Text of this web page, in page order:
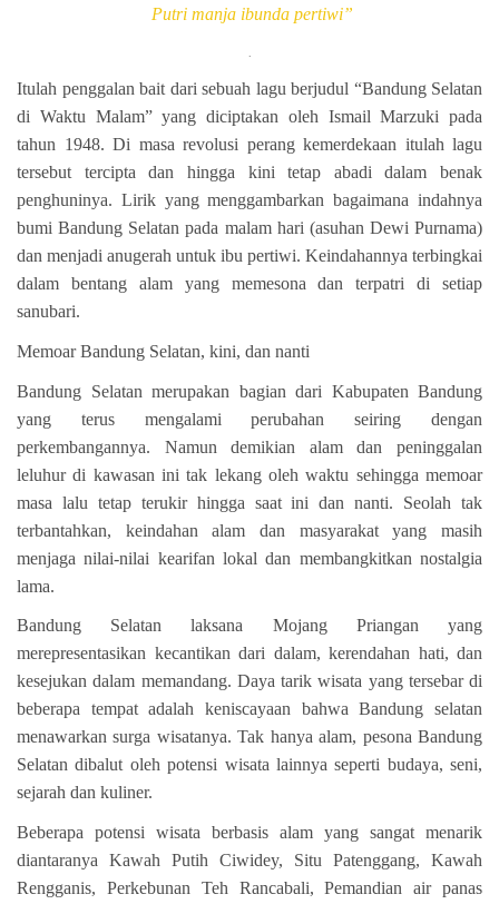
Putri manja ibunda pertiwi”
.
Itulah penggalan bait dari sebuah lagu berjudul “Bandung Selatan
di Waktu Malam” yang diciptakan oleh Ismail Marzuki pada
tahun 1948. Di masa revolusi perang kemerdekaan itulah lagu
tersebut tercipta dan hingga kini tetap abadi dalam benak
penghuninya. Lirik yang menggambarkan bagaimana indahnya
bumi Bandung Selatan pada malam hari (asuhan Dewi Purnama)
dan menjadi anugerah untuk ibu pertiwi. Keindahannya terbingkai
dalam bentang alam yang memesona dan terpatri di setiap
sanubari.
Memoar Bandung Selatan, kini, dan nanti
Bandung Selatan merupakan bagian dari Kabupaten Bandung
yang terus mengalami perubahan seiring dengan
perkembangannya. Namun demikian alam dan peninggalan
leluhur di kawasan ini tak lekang oleh waktu sehingga memoar
masa lalu tetap terukir hingga saat ini dan nanti. Seolah tak
terbantahkan, keindahan alam dan masyarakat yang masih
menjaga nilai-nilai kearifan lokal dan membangkitkan nostalgia
lama.
Bandung Selatan laksana Mojang Priangan yang
merepresentasikan kecantikan dari dalam, kerendahan hati, dan
kesejukan dalam memandang. Daya tarik wisata yang tersebar di
beberapa tempat adalah keniscayaan bahwa Bandung selatan
menawarkan surga wisatanya. Tak hanya alam, pesona Bandung
Selatan dibalut oleh potensi wisata lainnya seperti budaya, seni,
sejarah dan kuliner.
Beberapa potensi wisata berbasis alam yang sangat menarik
diantaranya Kawah Putih Ciwidey, Situ Patenggang, Kawah
Rengganis, Perkebunan Teh Rancabali, Pemandian air panas